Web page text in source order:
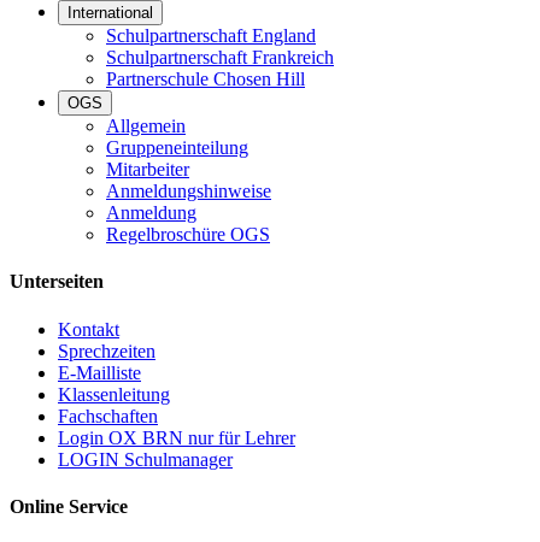
International
Schulpartnerschaft England
Schulpartnerschaft Frankreich
Partnerschule Chosen Hill
OGS
Allgemein
Gruppeneinteilung
Mitarbeiter
Anmeldungshinweise
Anmeldung
Regelbroschüre OGS
Unterseiten
Kontakt
Sprechzeiten
E-Mailliste
Klassenleitung
Fachschaften
Login OX BRN nur für Lehrer
LOGIN Schulmanager
Online Service